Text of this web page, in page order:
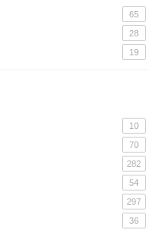
65
28
19
10
70
282
54
297
36